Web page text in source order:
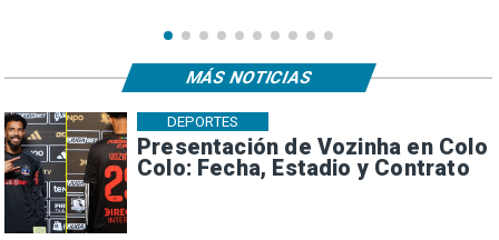
Presentación de Vozinha en Colo
Colo: Fecha, Estadio y Contrato
DEPORTES
MÁS NOTICIAS